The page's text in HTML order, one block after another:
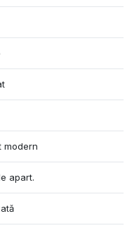
modern
apart.